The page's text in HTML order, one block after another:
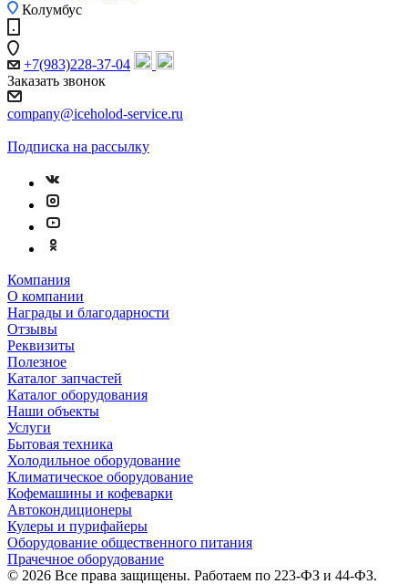
Колумбус
+7(983)228-37-04
Заказать звонок
company@iceholod-service.ru
Подписка на рассылку
Компания
О компании
Награды и благодарности
Отзывы
Реквизиты
Полезное
Каталог запчастей
Каталог оборудования
Наши объекты
Услуги
Бытовая техника
Холодильное оборудование
Климатическое оборудование
Кофемашины и кофеварки
Автокондиционеры
Кулеры и пурифайеры
Оборудование общественного питания
Прачечное оборудование
© 2026 Все права защищены. Работаем по 223-ФЗ и 44-ФЗ.